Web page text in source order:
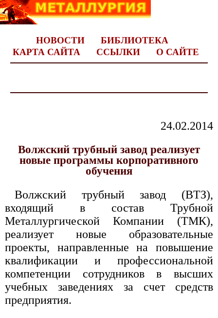
НОВОСТИ
БИБЛИОТЕКА
КАРТА САЙТА
ССЫЛКИ О САЙТЕ
24.02.2014
Волжский трубный завод реализует
новые программы корпоративного
обучения
Волжский трубный завод (ВТЗ),
входящий в состав Трубной
Металлургической Компании (ТМК),
реализует новые образовательные
проекты, направленные на повышение
квалификации и профессиональной
компетенции сотрудников в высших
учебных заведениях за счет средств
предприятия.